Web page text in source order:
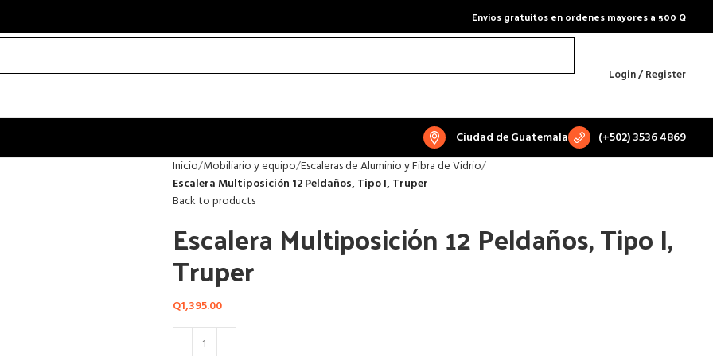
Envíos gratuitos en ordenes mayores a 500 Q
Login / Register
Ciudad de Guatemala (+502) 3536 4869
Inicio Mobiliario y equipo Escaleras de Aluminio y Fibra de Vidrio
Escalera Multiposición 12 Peldaños, Tipo I, Truper
Back to products
Escalera Multiposición 12 Peldaños, Tipo I,
Truper
Q1,395.00